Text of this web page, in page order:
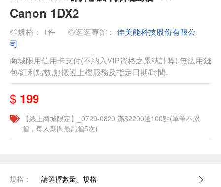
Canon 1DX2
◎規格： 1件 ◎逛逛專館： 佳美能科技股份有限公
司
商城限用信用卡支付(不納入VIP資格之累積計算),無法用錢
包/紅利點數,無搬運上樓服務及指定日期/時間.
$ 199
【線上商城限定】_0729-0820 滿$2200送100點(單筆不累
贈，每人期間最高贈5次)
規格： 請選擇數量、規格